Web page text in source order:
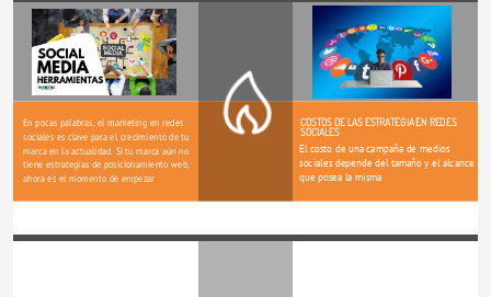
En pocas palabras, el marketing en redes
sociales es clave para el crecimiento de tu
marca en la actualidad. Si tu marca aún no
tiene estrategias de posicionamiento web,
ahora es el momento de empezar
COSTOS DE LAS ESTRATEGIA EN REDES
SOCIALES
El costo de una campaña de medios
sociales depende del tamaño y el alcance
que posea la misma